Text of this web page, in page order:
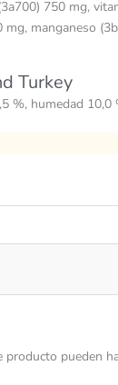
750 mg,
manganeso
Turkey
humedad
pueden